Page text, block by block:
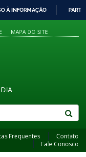
À INFORMAÇÃO
MAPA DO SITE
Frequentes
Contato
Fale Conosco